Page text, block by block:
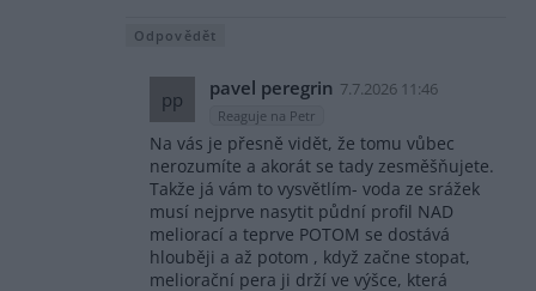
Odpovědět
pp pavel peregrin 7.7.2026 11:46
Reaguje na Petr
Na vás je přesně vidět, že tomu vůbec
nerozumíte a akorát se tady zesměšňujete.
Takže já vám to vysvětlím- voda ze srážek
musí nejprve nasytit půdní profil NAD
meliorací a teprve POTOM se dostává
hlouběji a až potom , když začne stopat,
meliorační pera ji drží ve výšce, která